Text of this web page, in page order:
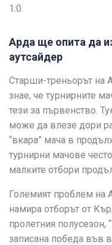
1:0.
Арда ще опита да
аутсайдер
Старши-треньорът на
знае, че турнирните
тези за първенство.
може да влезе дори
“вкара” мача в
турнирни мачове
малките отбори
Големият проблем на
намира отборът от
пролетния полусезон,
записана победа във